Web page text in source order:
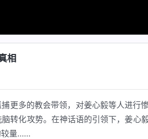
相
更多的教会带领，对姜心毅等人进行
转化攻势。在神话语的引领下，姜心
较量……